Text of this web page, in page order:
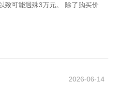
致可能迥殊3万元。 除了购买价
2026-06-14